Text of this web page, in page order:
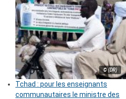
© (DR)
Tchad : pour les enseignants
communautaires le ministre des